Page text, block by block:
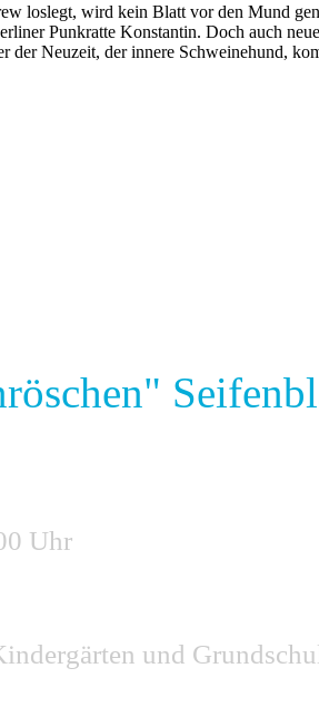
loslegt, wird kein Blatt vor den Mund
Punkratte Konstantin. Doch auch
der Neuzeit, der innere Schweinehund,
Uhr
und